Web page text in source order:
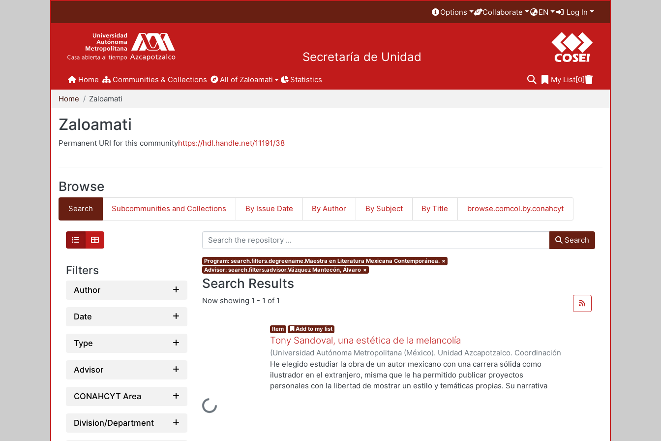
Options Collaborate EN Log In
Secretaría de Unidad
Home Communities & Collections All of Zaloamati Statistics My List[0]
Home Zaloamati
Zaloamati
Permanent URI for this communityhttps://hdl.handle.net/11191/38
Browse
Search Subcommunities and Collections By Issue Date By Author By Subject By Title browse.comcol.by.conahcyt
Filters
Author
Date
Type
Advisor
CONAHCYT Area
Division/Department
Search
Program: search.filters.degreename.Maestra en Literatura Mexicana Contemporánea. ×
Advisor: search.filters.advisor.Vázquez Mantecón, Álvaro ×
Search Results
Now showing 1 - 1 of 1
Loading...
Item Add to my list
Tony Sandoval, una estética de la melancolía
(Universidad Autónoma Metropolitana (México). Unidad Azcapotzalco. Coordinación
de Servicios de Información.,2019-10)Vázquez Díaz, Nadia
He elegido estudiar la obra de un autor mexicano con una carrera sólida como
ilustrador en el extranjero, misma que le ha permitido publicar proyectos
personales con la libertad de mostrar un estilo y temáticas propias. Su narrativa